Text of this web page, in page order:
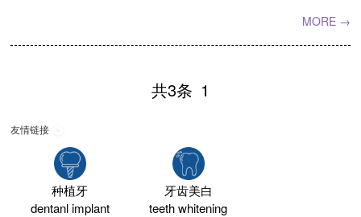
MORE →
共3条 1
友情链接
种植牙
dentanl implant
牙齿美白
teeth whitening